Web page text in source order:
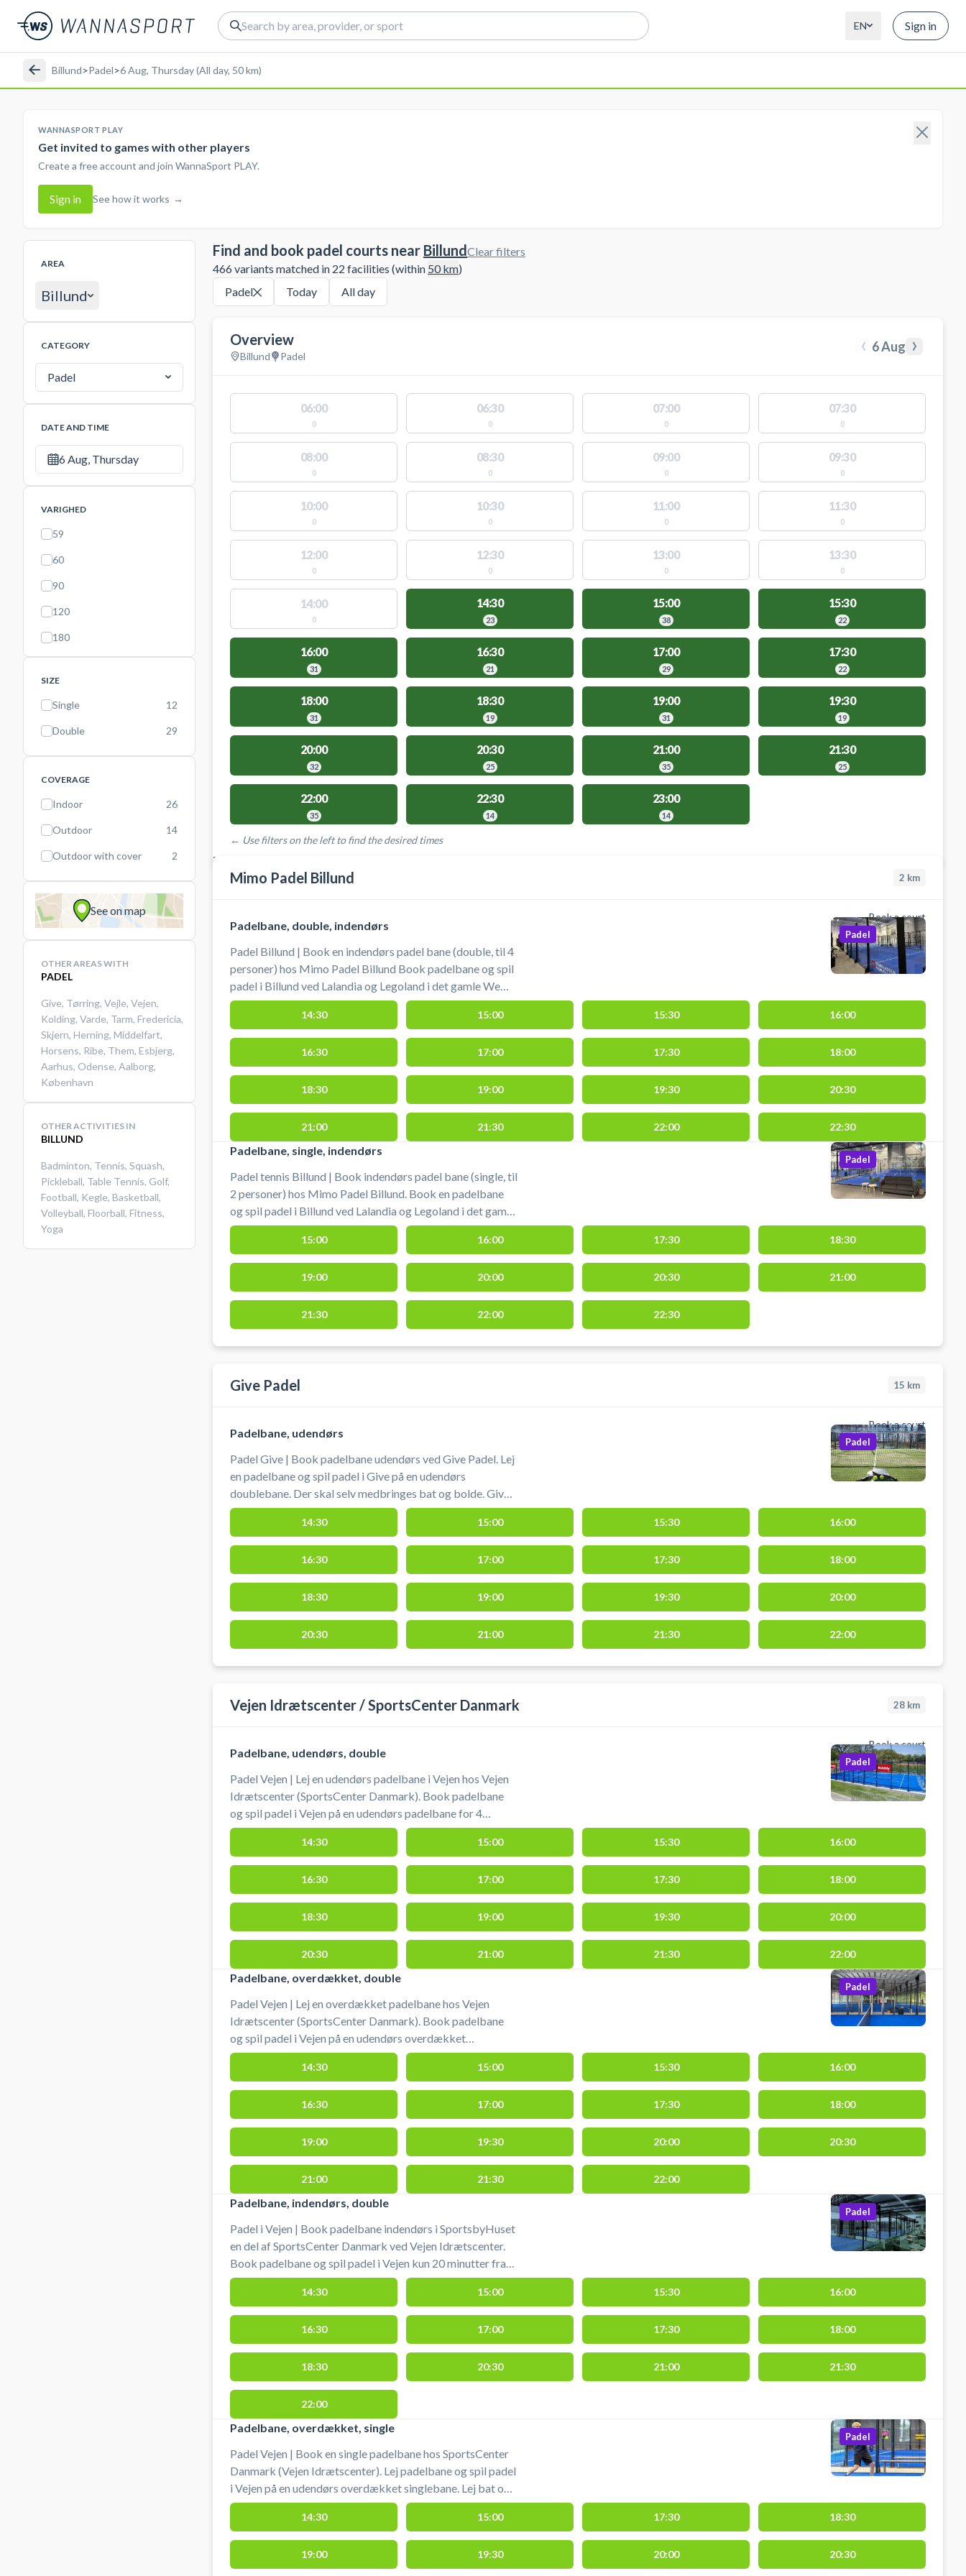
EN Sign in
Billund>Padel>6 Aug, Thursday (All day, 50 km)
WANNASPORT PLAY
Get invited to games with other players
Create a free account and join WannaSport PLAY.
Sign in See how it works →
AREA
Billund
CATEGORY
Padel
DATE AND TIME
6 Aug, Thursday
VARIGHED
59
60
90
120
180
SIZE
Single 12
Double 29
COVERAGE
Indoor 26
Outdoor 14
Outdoor with cover 2
See on map
OTHER AREAS WITH
PADEL
Give, Tørring, Vejle, Vejen,
Kolding, Varde, Tarm, Fredericia,
Skjern, Herning, Middelfart,
Horsens, Ribe, Them, Esbjerg,
Aarhus, Odense, Aalborg,
København
OTHER ACTIVITIES IN
BILLUND
Badminton, Tennis, Squash,
Pickleball, Table Tennis, Golf,
Football, Kegle, Basketball,
Volleyball, Floorball, Fitness,
Yoga
Find and book padel courts near Billund
466 variants matched in 22 facilities (within 50km)
Clear filters
Padel Today All day
Overview
Billund Padel ‹ 6 Aug ›
06:00
0
06:30
0
07:00
0
07:30
0
08:00
0
08:30
0
09:00
0
09:30
0
10:00
0
10:30
0
11:00
0
11:30
0
12:00
0
12:30
0
13:00
0
13:30
0
14:00
0
14:30
23
15:00
38
15:30
22
16:00
31
16:30
21
17:00
29
17:30
22
18:00
31
18:30
19
19:00
31
19:30
19
20:00
32
20:30
25
21:00
35
21:30
25
22:00
35
22:30
14
23:00
14
← Use filters on the left to find the desired times
FACILITIES WITH AVAILABLE ACTIVITIES
Mimo Padel Billund 2 km
Book a court
Padelbane, double, indendørs
Padel Billund | Book en indendørs padel bane (double, til 4
personer) hos Mimo Padel Billund Book padelbane og spil
padel i Billund ved Lalandia og Legoland i det gamle We
Are Padel Padelcenter (WAP). Der er altid fri afbenyttelse
af bat. Bolde kan købes i centeret. Der er mulighed for
omklædning. Medbring indendørssko.
Padel
14:30 15:00 15:30 16:00
16:30 17:00 17:30 18:00
18:30 19:00 19:30 20:30
21:00 21:30 22:00 22:30
Padelbane, single, indendørs
Padel tennis Billund | Book indendørs padel bane (single, til
2 personer) hos Mimo Padel Billund. Book en padelbane
og spil padel i Billund ved Lalandia og Legoland i det gamle
We Are Padel Padelcenter (WAP). Der er altid fri
afbenyttelse af bat. Bolde kan købes i centeret. Der er
mulighed for omklædning. Medbring indendørssko.
Padel
15:00 16:00 17:30 18:30
19:00 20:00 20:30 21:00
21:30 22:00 22:30
Give Padel 15 km
Book a court
Padelbane, udendørs
Padel Give | Book padelbane udendørs ved Give Padel. Lej
en padelbane og spil padel i Give på en udendørs
doublebane. Der skal selv medbringes bat og bolde. Give
Padel, er beliggende ved søndermarkshallen. Banen
administreres af Give Tennisklub. Gratis parkering ved
banen. #padel-give #spil-padel-tennis-i-give
Padel
14:30 15:00 15:30 16:00
16:30 17:00 17:30 18:00
18:30 19:00 19:30 20:00
20:30 21:00 21:30 22:00
Vejen Idrætscenter / SportsCenter Danmark 28 km
Book a court
Padelbane, udendørs, double
Padel Vejen | Lej en udendørs padelbane i Vejen hos Vejen
Idrætscenter (SportsCenter Danmark). Book padelbane
og spil padel i Vejen på en udendørs padelbane for 4
personer. Lej bat og køb bolde i Sportsbooking /
receptionen, der ligger lige ved hovedindgangen. #padel-
vejen #padel-i-vejen #book-padelbane-vejen #spil-padel-
Padel
14:30 15:00 15:30 16:00
16:30 17:00 17:30 18:00
18:30 19:00 19:30 20:00
20:30 21:00 21:30 22:00
Padelbane, overdækket, double
Padel Vejen | Lej en overdækket padelbane hos Vejen
Idrætscenter (SportsCenter Danmark). Book padelbane
og spil padel i Vejen på en udendørs overdækket
doublebane. Lej bat og køb bolde i Sportsbooking /
receptionen, der ligger lige ved hovedindgangen.
#padelbane-vejen #padel-i-vejen #book-padel-vejen
#spil-padel-vejen
Padel
14:30 15:00 15:30 16:00
16:30 17:00 17:30 18:00
19:00 19:30 20:00 20:30
21:00 21:30 22:00
Padelbane, indendørs, double
Padel i Vejen | Book padelbane indendørs i SportsbyHuset
en del af SportsCenter Danmark ved Vejen Idrætscenter.
Book padelbane og spil padel i Vejen kun 20 minutter fra
Kolding på en af indendørsbaner i SportsbyHuset. Bat kan
lejes og bolde købes i Sportsbooking / receptionen, der
ligger lige ved hovedindgangen. #padel-indendoers-vejen
#padelbane-vejen #padel-i-vejen #book-padel-vejen
#spil-padel-vejen
Padel
14:30 15:00 15:30 16:00
16:30 17:00 17:30 18:00
18:30 20:30 21:00 21:30
22:00
Padelbane, overdækket, single
Padel Vejen | Book en single padelbane hos SportsCenter
Danmark (Vejen Idrætscenter). Lej padelbane og spil padel
i Vejen på en udendørs overdækket singlebane. Lej bat og
køb bolde i Sportsbooking / receptionen, der ligger lige
ved hovedindgangen. #padel-i-vejen #vejen-padel #book-
padel #spil-padel-vejen
Padel
14:30 15:00 17:30 18:30
19:00 19:30 20:00 20:30